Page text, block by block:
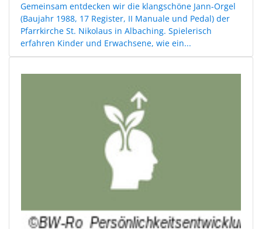
Gemeinsam entdecken wir die klangschöne Jann-Orgel
(Baujahr 1988, 17 Register, II Manuale und Pedal) der
Pfarrkirche St. Nikolaus in Albaching. Spielerisch
erfahren Kinder und Erwachsene, wie ein...